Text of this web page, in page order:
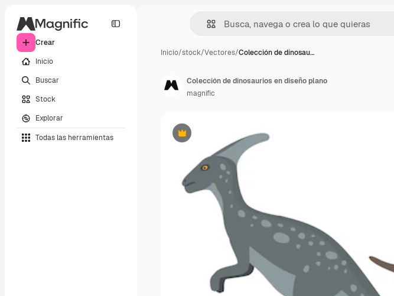
Crear
Inicio
Buscar
Stock
Explorar
Todas las herramientas
Inicio/stock/Vectores/Colección de dinosau…
Premium
Colección de dinosaurios en diseño plano
magnific